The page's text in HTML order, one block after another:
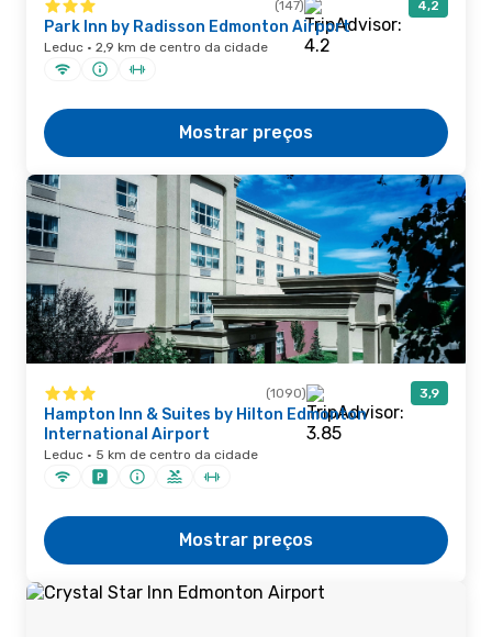
(147) 4,2
Park Inn by Radisson Edmonton Airport
Leduc · 2,9 km de centro da cidade
Mostrar preços
(1090) 3,9
Hampton Inn & Suites by Hilton Edmonton
International Airport
Leduc · 5 km de centro da cidade
Mostrar preços